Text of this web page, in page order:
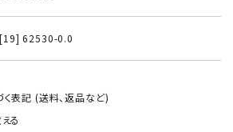
[19] 62530-0.0
表記 (送料、返品など)
る